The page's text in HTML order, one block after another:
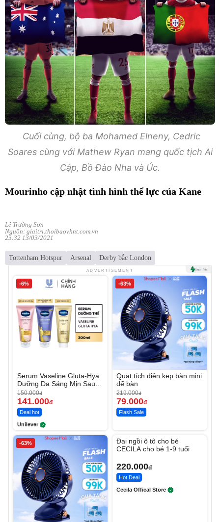
Cuối cùng, bộ ba Mohamed Elneny, Cedric
Soares cùng với Mathew Ryan mang quốc tịch Ai
Cập, Bồ Đào Nha và Úc.
Mourinho cập nhật tình hình thể lực của Kane
Lê Trường Sơn
Nguồn: giaitri.thoibaovhnt.com.vn
23:32 13/03/2021
Tottenham Hotspur Arsenal Derby bắc London
ADVERTISEMENT
-6%
Serum Vaseline Gluta-Hya
Dưỡng Da Sáng Mịn Sau 7
Ngày
150.000đ
141.000đ
Deal hot
Unilever
-63%
Quạt tích điện kẹp bàn mini
để bàn
219.000đ
79.000đ
Flash Sale
-63%
Đai ngồi ô tô cho bé
CECILA cho bé 1-9 tuổi
220.000đ
Hot Deal
Cecila Offical Store